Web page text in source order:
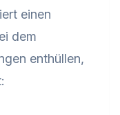
einen
dem
enthüllen,